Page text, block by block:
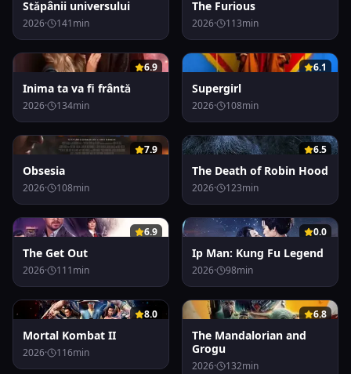
Stăpânii universului
2026· 141min
The Furious
2026· 113min
0 6.9
Inima ta va fi frântă
2026· 134min
0 6.1
Supergirl
2026· 108min
0 7.9
Obsesia
2026· 108min
0 6.5
The Death of Robin Hood
2026· 123min
0 6.9
The Get Out
2026· 111min
0 0.0
Ip Man: Kung Fu Legend
2026· 98min
0 8.0
Mortal Kombat II
2026· 116min
0 6.8
The Mandalorian and
Grogu
2026· 132min